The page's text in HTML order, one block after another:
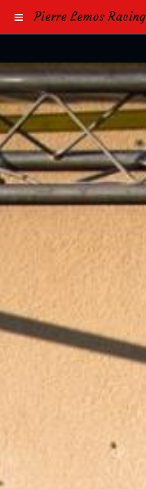
Pierre Lemos Racing